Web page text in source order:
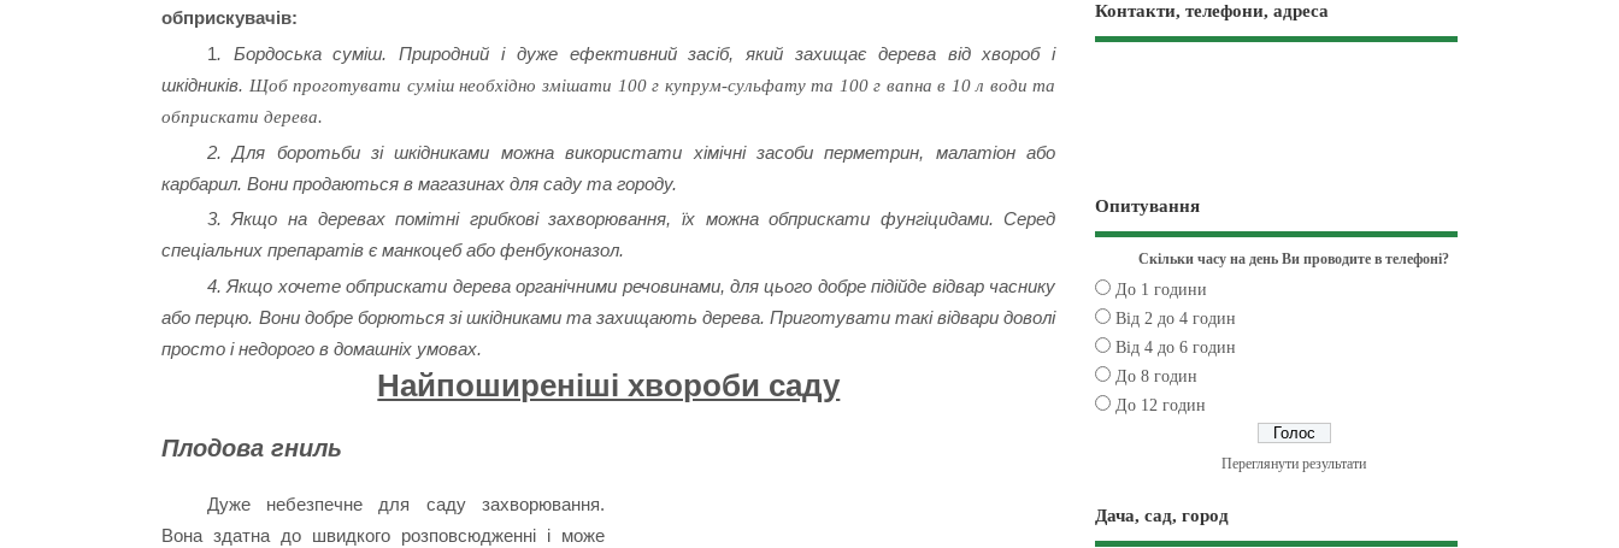
обприскувачів:
1. Бордоська суміш. Природний і дуже ефективний засіб, який захищає дерева від хвороб і
шкідників. Щоб проготувати суміш необхідно змішати 100 г купрум-сульфату та 100 г вапна в 10 л води та
обприскати дерева.
2. Для боротьби зі шкідниками можна використати хімічні засоби перметрин, малатіон або
карбарил. Вони продаються в магазинах для саду та городу.
3. Якщо на деревах помітні грибкові захворювання, їх можна обприскати фунгіцидами. Серед
спеціальних препаратів є манкоцеб або фенбуконазол.
4. Якщо хочете обприскати дерева органічними речовинами, для цього добре підійде відвар часнику
або перцю. Вони добре борються зі шкідниками та захищають дерева. Приготувати такі відвари доволі
просто і недорого в домашніх умовах.
Найпоширеніші хвороби саду
Плодова гниль
Дуже небезпечне для саду захворювання.
Вона здатна до швидкого розповсюдженні і може
Контакти, телефони, адреса
Опитування
Скільки часу на день Ви проводите в телефоні?
До 1 години
Від 2 до 4 годин
Від 4 до 6 годин
До 8 годин
До 12 годин
Переглянути результати
Дача, сад, город